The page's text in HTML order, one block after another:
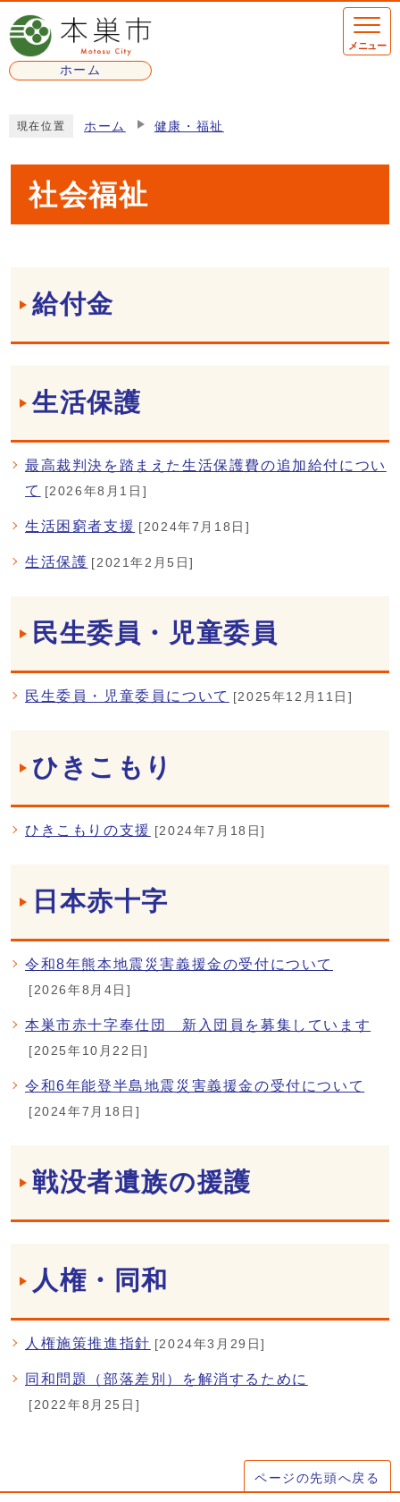
ページの先頭です
ホーム
メニュー
現在位置 ホーム 健康・福祉
社会福祉
メインメニュー
給付金
生活保護
最高裁判決を踏まえた生活保護費の追加給付につい
て [2026年8月1日]
生活困窮者支援 [2024年7月18日]
生活保護 [2021年2月5日]
民生委員・児童委員
民生委員・児童委員について [2025年12月11日]
ひきこもり
ひきこもりの支援 [2024年7月18日]
日本赤十字
令和8年熊本地震災害義援金の受付について
[2026年8月4日]
本巣市赤十字奉仕団 新入団員を募集しています
[2025年10月22日]
令和6年能登半島地震災害義援金の受付について
[2024年7月18日]
戦没者遺族の援護
人権・同和
人権施策推進指針 [2024年3月29日]
同和問題（部落差別）を解消するために
[2022年8月25日]
ページの先頭へ戻る